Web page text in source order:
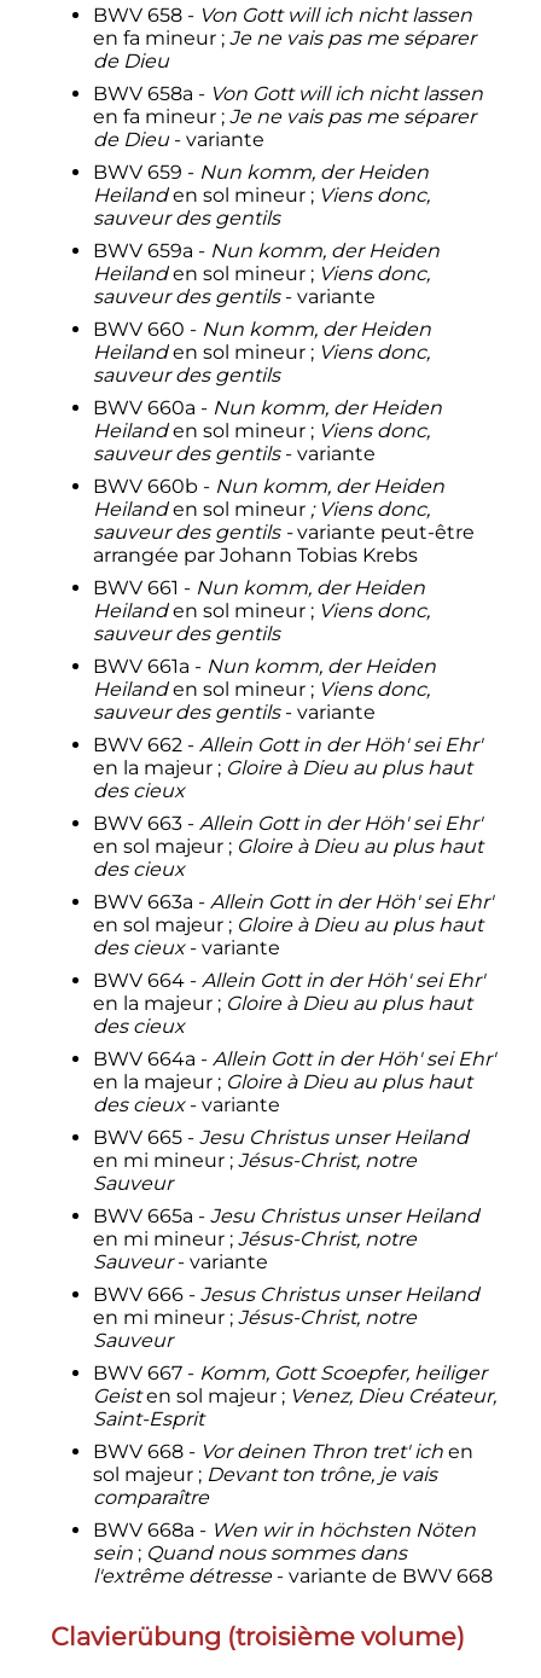
BWV 658 - Von Gott will ich nicht lassen
en fa mineur ; Je ne vais pas me séparer
de Dieu
BWV 658a - Von Gott will ich nicht lassen
en fa mineur ; Je ne vais pas me séparer
de Dieu- variante
BWV 659 - Nun komm, der Heiden
Heilanden sol mineur ; Viens donc,
sauveur des gentils
BWV 659a - Nun komm, der Heiden
Heilanden sol mineur ; Viens donc,
sauveur des gentils- variante
BWV 660 - Nun komm, der Heiden
Heilanden sol mineur ; Viens donc,
sauveur des gentils
BWV 660a - Nun komm, der Heiden
Heilanden sol mineur ; Viens donc,
sauveur des gentils- variante
BWV 660b - Nun komm, der Heiden
Heilanden sol mineur ; Viens donc,
sauveur des gentils -variante peut-être
arrangée par Johann Tobias Krebs
BWV 661 - Nun komm, der Heiden
Heilanden sol mineur ; Viens donc,
sauveur des gentils
BWV 661a - Nun komm, der Heiden
Heilanden sol mineur ; Viens donc,
sauveur des gentils- variante
BWV 662 - Allein Gott in der Höh' sei Ehr'
en la majeur ; Gloire à Dieu au plus haut
des cieux
BWV 663 - Allein Gott in der Höh' sei Ehr'
en sol majeur ; Gloire à Dieu au plus haut
des cieux
BWV 663a - Allein Gott in der Höh' sei Ehr'
en sol majeur ; Gloire à Dieu au plus haut
des cieux- variante
BWV 664 - Allein Gott in der Höh' sei Ehr'
en la majeur ; Gloire à Dieu au plus haut
des cieux
BWV 664a - Allein Gott in der Höh' sei Ehr'
en la majeur ; Gloire à Dieu au plus haut
des cieux- variante
BWV 665 - Jesu Christus unser Heiland
en mi mineur ; Jésus-Christ, notre
Sauveur
BWV 665a - Jesu Christus unser Heiland
en mi mineur ; Jésus-Christ, notre
Sauveur- variante
BWV 666 - Jesus Christus unser Heiland
en mi mineur ; Jésus-Christ, notre
Sauveur
BWV 667 - Komm, Gott Scoepfer, heiliger
Geisten sol majeur ; Venez, Dieu Créateur,
Saint-Esprit
BWV 668 - Vor deinen Thron tret' ichen
sol majeur ; Devant ton trône, je vais
comparaître
BWV 668a - Wen wir in höchsten Nöten
sein ; Quand nous sommes dans
l'extrême détresse- variante de BWV 668
Clavierübung (troisième volume)